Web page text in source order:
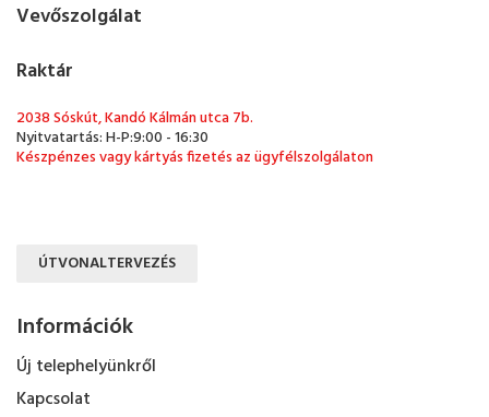
Vevőszolgálat
Raktár
2038 Sóskút, Kandó Kálmán utca 7b.
Nyitvatartás: H-P:9:00 - 16:30
Készpénzes vagy kártyás fizetés az ügyfélszolgálaton
ÚTVONALTERVEZÉS
Információk
Új telephelyünkről
Kapcsolat